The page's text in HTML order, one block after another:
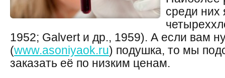
среди них
1952; Galvert и др., 1959). А если вам
(www.asoniyaok.ru) подушка, то мы
заказать её по низким ценам.